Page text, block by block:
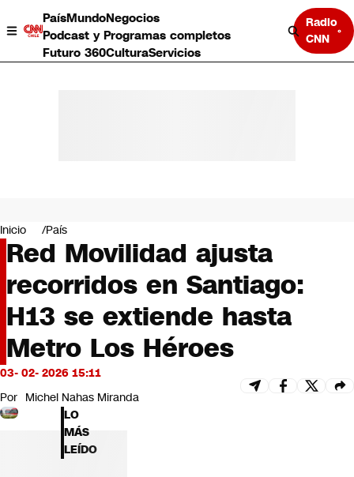
PaísMundoNegocios
Podcast y Programas completos
Futuro 360CulturaServicios
Radio
CNN
Negocios
Deportes
Programas completos
Cultura
Servicios
Bits
CNN tiempo
Futuro 360
Inicio País
Red Movilidad ajusta
recorridos en Santiago:
H13 se extiende hasta
Metro Los Héroes
03- 02- 2026 15:11
Por Michel Nahas Miranda
LO
MÁS
LEÍDO